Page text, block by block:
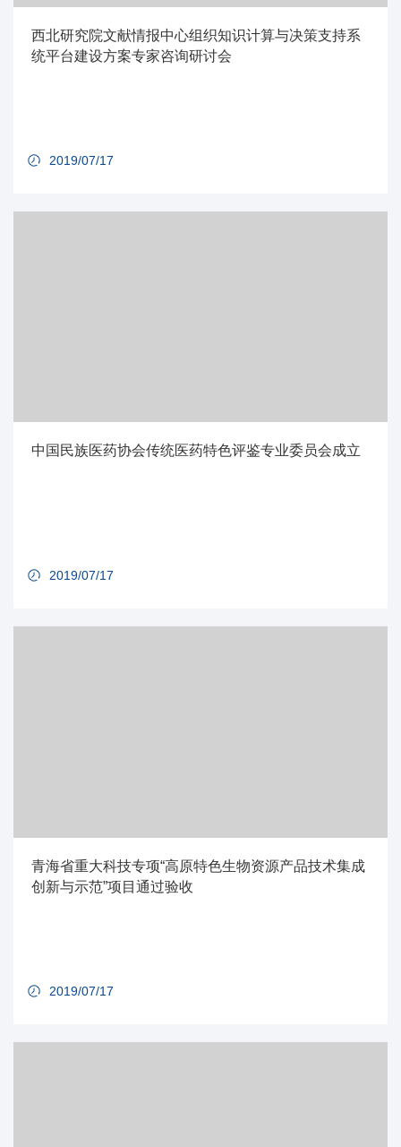
西北研究院文献情报中心组织知识计算与决策支持系
统平台建设方案专家咨询研讨会
2019/07/17
中国民族医药协会传统医药特色评鉴专业委员会成立
2019/07/17
青海省重大科技专项“高原特色生物资源产品技术集成
创新与示范”项目通过验收
2019/07/17